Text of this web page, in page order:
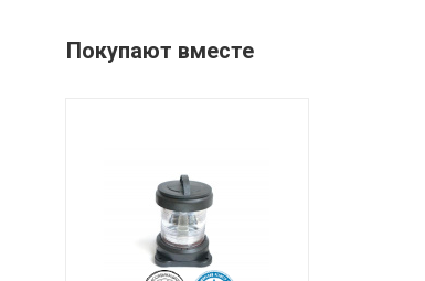
Покупают вместе